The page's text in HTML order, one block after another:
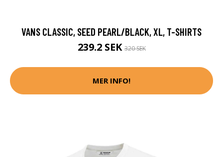
VANS CLASSIC, SEED PEARL/BLACK, XL, T-SHIRTS
239.2 SEK320 SEK
MER INFO!